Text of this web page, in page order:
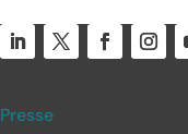
Presse